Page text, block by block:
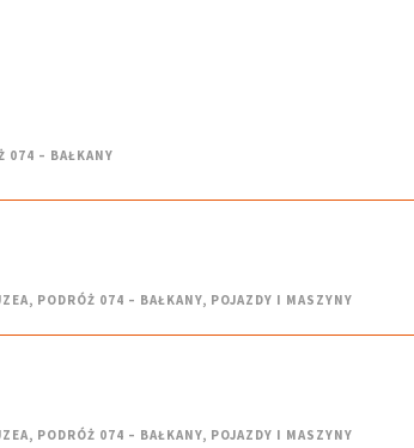
074 – BAŁKANY
, PODRÓŻ 074 – BAŁKANY, POJAZDY I MASZYNY
, PODRÓŻ 074 – BAŁKANY, POJAZDY I MASZYNY